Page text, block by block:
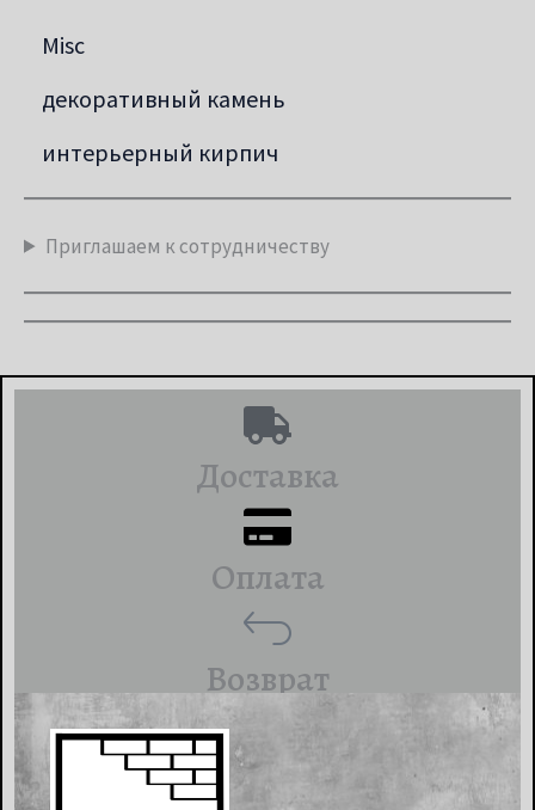
Misc
декоративный камень
интерьерный кирпич
Приглашаем к сотрудничеству
Доставка
Оплата
Возврат